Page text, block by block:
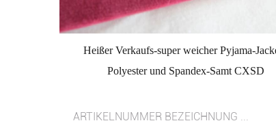
Heißer Verkaufs-super weicher Pyjama-
Polyester und Spandex-Samt CXSD
ARTIKELNUMMER BEZEICHNUNG ...